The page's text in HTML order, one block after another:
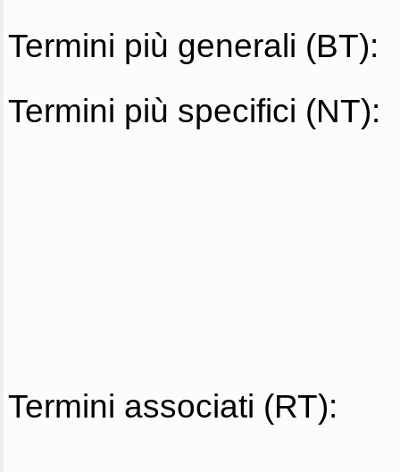
Termini più generali (BT):
Termini più specifici (NT):
Termini associati (RT):